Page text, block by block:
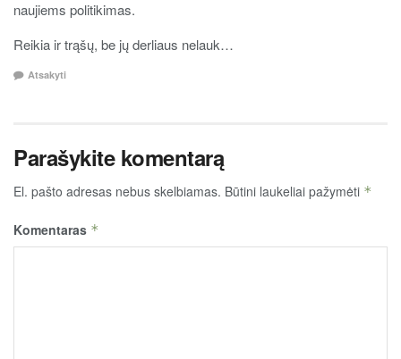
naujiems politikimas.
Reikia ir trąšų, be jų derliaus nelauk…
Atsakyti
Parašykite komentarą
El. pašto adresas nebus skelbiamas. Būtini laukeliai pažymėti *
Komentaras *